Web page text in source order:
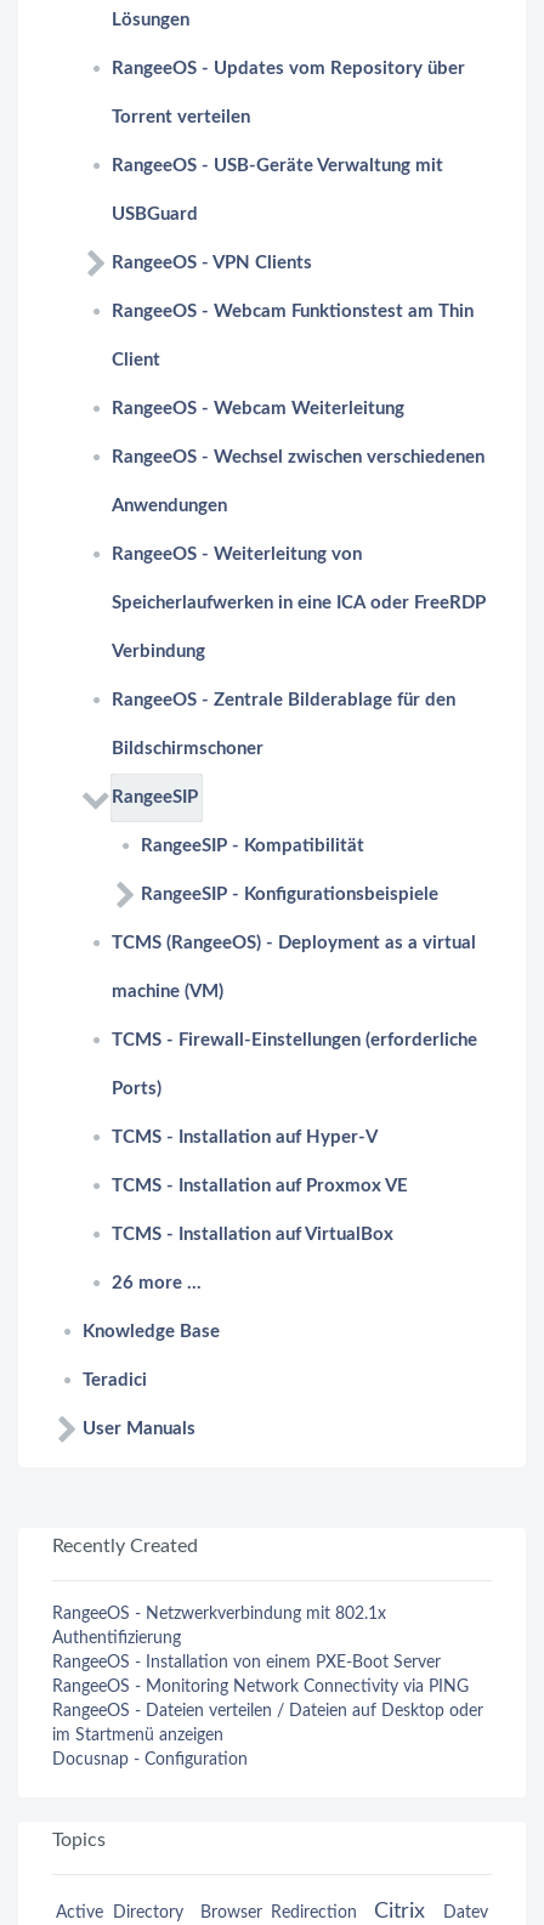
Lösungen
RangeeOS - Updates vom Repository über
Torrent verteilen
RangeeOS - USB-Geräte Verwaltung mit
USBGuard
RangeeOS - VPN Clients
RangeeOS - Webcam Funktionstest am Thin
Client
RangeeOS - Webcam Weiterleitung
RangeeOS - Wechsel zwischen verschiedenen
Anwendungen
RangeeOS - Weiterleitung von
Speicherlaufwerken in eine ICA oder FreeRDP
Verbindung
RangeeOS - Zentrale Bilderablage für den
Bildschirmschoner
RangeeSIP
RangeeSIP - Kompatibilität
RangeeSIP - Konfigurationsbeispiele
TCMS (RangeeOS) - Deployment as a virtual
machine (VM)
TCMS - Firewall-Einstellungen (erforderliche
Ports)
TCMS - Installation auf Hyper-V
TCMS - Installation auf Proxmox VE
TCMS - Installation auf VirtualBox
26 more ...
Knowledge Base
Teradici
User Manuals
Recently Created
RangeeOS - Netzwerkverbindung mit 802.1x
Authentifizierung
RangeeOS - Installation von einem PXE-Boot Server
RangeeOS - Monitoring Network Connectivity via PING
RangeeOS - Dateien verteilen / Dateien auf Desktop oder
im Startmenü anzeigen
Docusnap - Configuration
Topics
Active Directory Browser Redirection Citrix Datev